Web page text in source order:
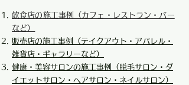
飲食店の施工事例（カフェ・レストラン・バー
など）
販売店の施工事例（テイクアウト・アパレル・
雑貨店・ギャラリーなど）
健康・美容サロンの施工事例（脱毛サロン・ダ
イエットサロン・ヘアサロン・ネイルサロン）